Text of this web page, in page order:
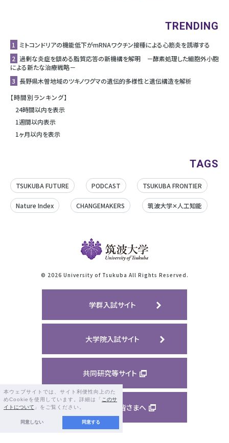
本ウェブサイトでは、サイト利便性向上のた
めCookieを使用しています。詳細は「 このサ
イトについて 」をご覧ください。
同意しない 同意する
TRENDING
1 ミトコンドリアの機能低下がmRNAワクチン接種による心筋炎を誘導する
2 過剰な炎症を鎮める脂質応答の新機構を解明 －酵素処理した細胞外小胞
による新たな治療戦略－
3 長野県木曽地域のツキノワグマの遺伝的多様性と遺伝構造を解析
【時間別ランキング】
24時間以内を表示
1週間以内表示
1ヶ月以内を表示
TAGS
TSUKUBA FUTURE PODCAST TSUKUBA FRONTIER
Nature Index CHANGEMAKERS 筑波大学✕人工知能
© 2026 University of Tsukuba All Rights Reserved.
学群入試サイト
大学院入試サイト
共同研究等サイト
ご支援くださる皆さまへ